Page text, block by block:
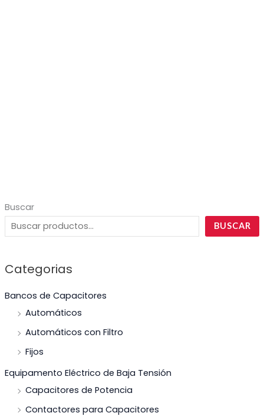
Buscar
BUSCAR
Categorias
Bancos de Capacitores
Automáticos
Automáticos con Filtro
Fijos
Equipamento Eléctrico de Baja Tensión
Capacitores de Potencia
Contactores para Capacitores